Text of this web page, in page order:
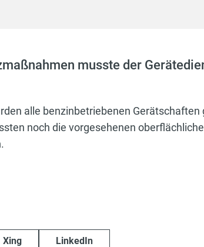
musste der
alle benzinbetriebenen
noch die vorgesehenen
Xing LinkedIn